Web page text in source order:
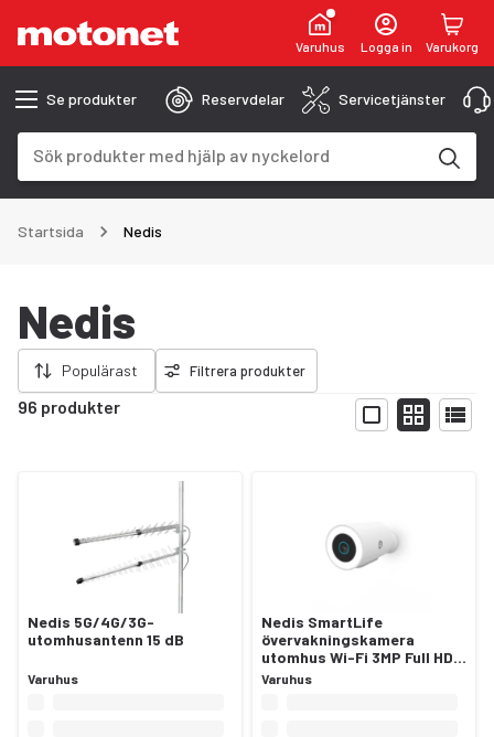
Varuhus Logga in Varukorg
Se produkter Reservdelar Servicetjänster
Startsida Nedis
Nedis
Populärast Filtrera produkter
96 produkter
Visa
filter
Nedis 5G/4G/3G-
utomhusantenn 15 dB
Varuhus
Nedis SmartLife
övervakningskamera
utomhus Wi-Fi 3MP Full HD
IP65
Varuhus